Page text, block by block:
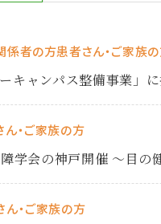
係者の方患者さん・ご家族
キャンパス整備事業」
ん・ご家族の方
学会の神戸開催 ～目の
ん・ご家族の方